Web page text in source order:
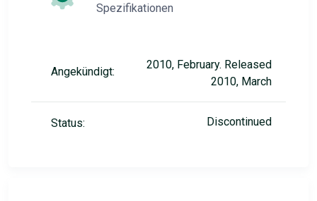
Spezifikationen
Angekündigt:
2010, February. Released
2010, March
Status: Discontinued